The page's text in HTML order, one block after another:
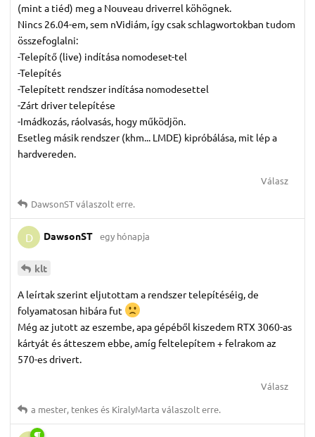
(mint a tiéd) meg a Nouveau driverrel köhögnek.
Nincs 26.04-em, sem nVidiám, így csak schlagwortokban tudom
összefoglalni:
-Telepítő (live) indítása nomodeset-tel
-Telepítés
-Telepített rendszer indítása nomodesettel
-Zárt driver telepítése
-Imádkozás, ráolvasás, hogy működjön.
Esetleg másik rendszer (khm... LMDE) kipróbálása, mit lép a
hardvereden.
Válasz
DawsonSTválaszolt erre.
D DawsonST egy hónapja
klt
A leírtak szerint eljutottam a rendszer telepítéséig, de
folyamatosan hibára fut
Még az jutott az eszembe, apa gépéből kiszedem RTX 3060-as
kártyát és átteszem ebbe, amíg feltelepítem + felrakom az
570-es drivert.
Válasz
a mester, tenkesés KiralyMarta válaszolt erre.